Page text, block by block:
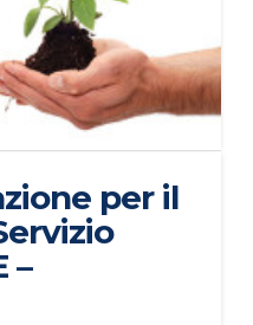
per il
–